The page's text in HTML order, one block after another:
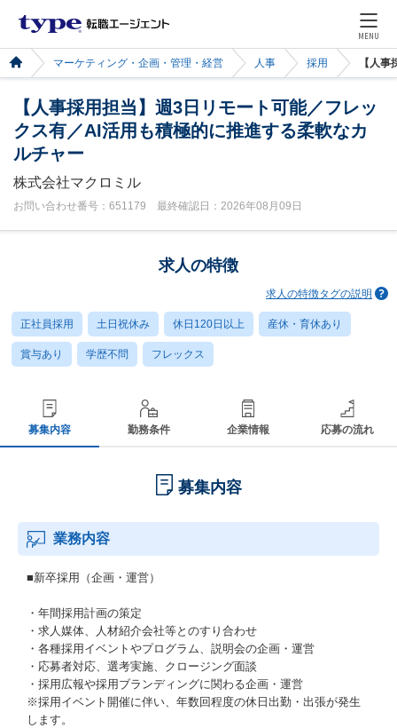
MENU
マーケティング・企画・管理・経営 人事 採用 【人
【人事採用担当】週3日リモート可能／フレッ
クス有／AI活用も積極的に推進する柔軟なカ
ルチャー
株式会社マクロミル
お問い合わせ番号：651179 最終確認日：2026年08月09日
求人の特徴
求人の特徴タグの説明
正社員採用 土日祝休み 休日120日以上 産休・育休あり
賞与あり 学歴不問 フレックス
募集内容 勤務条件 企業情報 応募の流れ
募集内容
業務内容
■新卒採用（企画・運営）
・年間採用計画の策定
・求人媒体、人材紹介会社等とのすり合わせ
・各種採用イベントやプログラム、説明会の企画・運営
・応募者対応、選考実施、クロージング面談
・採用広報や採用ブランディングに関わる企画・運営
※採用イベント開催に伴い、年数回程度の休日出勤・出張が発生
します。